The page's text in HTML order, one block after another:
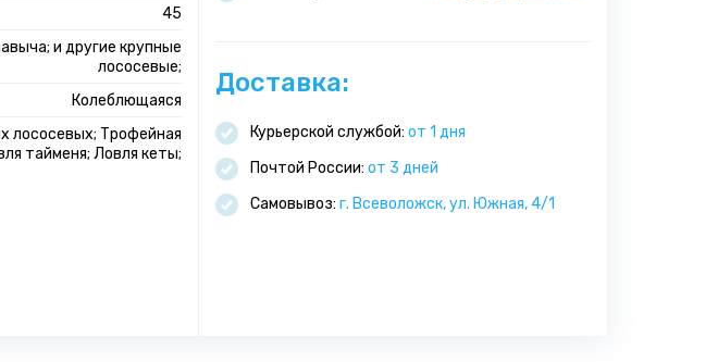
45
и другие крупные
лососевые;
Колеблющаяся
лососевых; Трофейная
тайменя; Ловля кеты;
Доставка:
Курьерской службой: от 1 дня
Почтой России: от 3 дней
Самовывоз: г. Всеволожск, ул. Южная, 4/1